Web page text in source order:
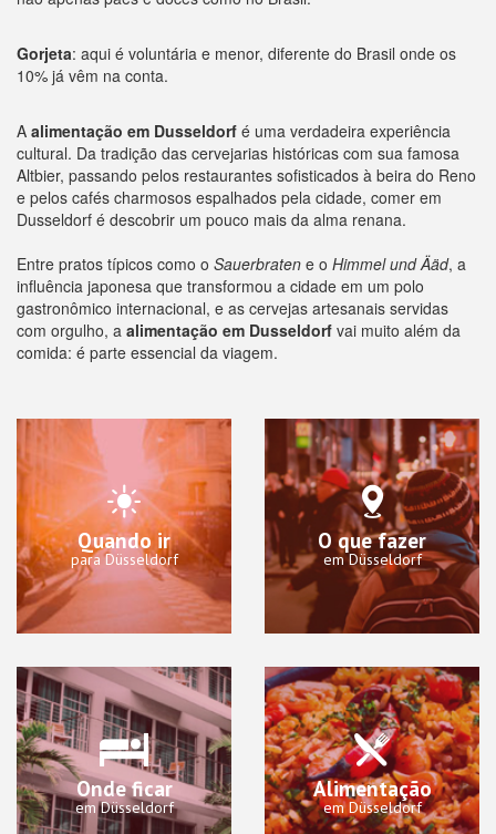
Gorjeta: aqui é voluntária e menor, diferente do Brasil onde os
10% já vêm na conta.
A alimentação em Dusseldorf é uma verdadeira experiência
cultural. Da tradição das cervejarias históricas com sua famosa
Altbier, passando pelos restaurantes sofisticados à beira do Reno
e pelos cafés charmosos espalhados pela cidade, comer em
Dusseldorf é descobrir um pouco mais da alma renana.
Entre pratos típicos como o Sauerbraten e o Himmel und Ääd, a
influência japonesa que transformou a cidade em um polo
gastronômico internacional, e as cervejas artesanais servidas
com orgulho, a alimentação em Dusseldorf vai muito além da
comida: é parte essencial da viagem.
Quando ir
para Düsseldorf
O que fazer
em Düsseldorf
Onde ficar
em Düsseldorf
Alimentação
em Düsseldorf